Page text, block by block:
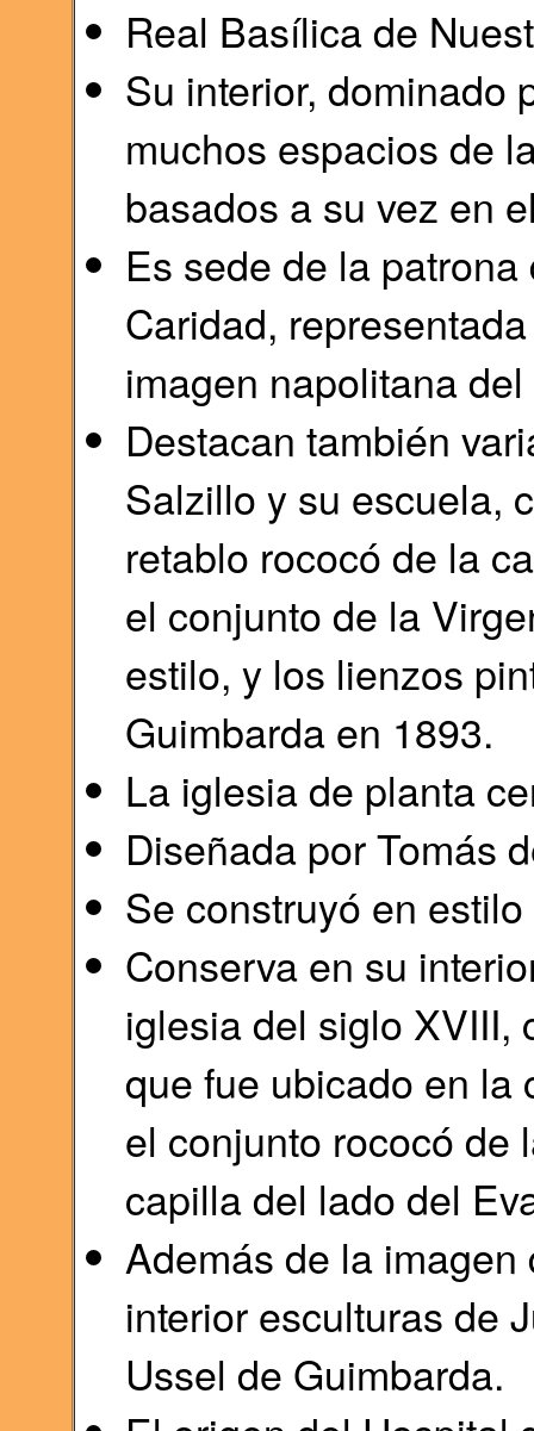
Real Basílica de
Su interior, dominado
muchos espacios de
basados a su vez en
Es sede de la
Caridad,
imagen napolitana
Destacan también
Salzillo y su escuela,
retablo rococó de la
el conjunto de la
estilo, y los lienzos
Guimbarda en 1893.
La iglesia de planta
Diseñada por Tomás
Se construyó en
Conserva en su
iglesia del siglo XVIII,
que fue ubicado en la
el conjunto rococó de
capilla del lado del
Además de la
interior esculturas de
Ussel de Guimbarda.